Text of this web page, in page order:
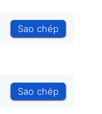
Sao chép
Sao chép